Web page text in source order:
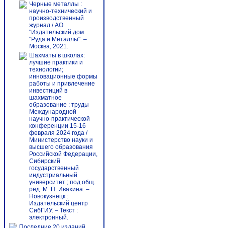
Черные металлы :
научно-технический и
производственный
журнал / АО
"Издательский дом
"Руда и Металлы". –
Москва, 2021.
Шахматы в школах:
лучшие практики и
технологии;
инновационные формы
работы и привлечение
инвестиций в
шахматное
образование : труды
Международной
научно-практической
конференции 15-16
февраля 2024 года /
Министерство науки и
высшего образования
Российской Федерации,
Сибирский
государственный
индустриальный
университет ; под общ.
ред. М. П. Ивахина. –
Новокузнецк :
Издательский центр
СибГИУ. – Текст :
электронный.